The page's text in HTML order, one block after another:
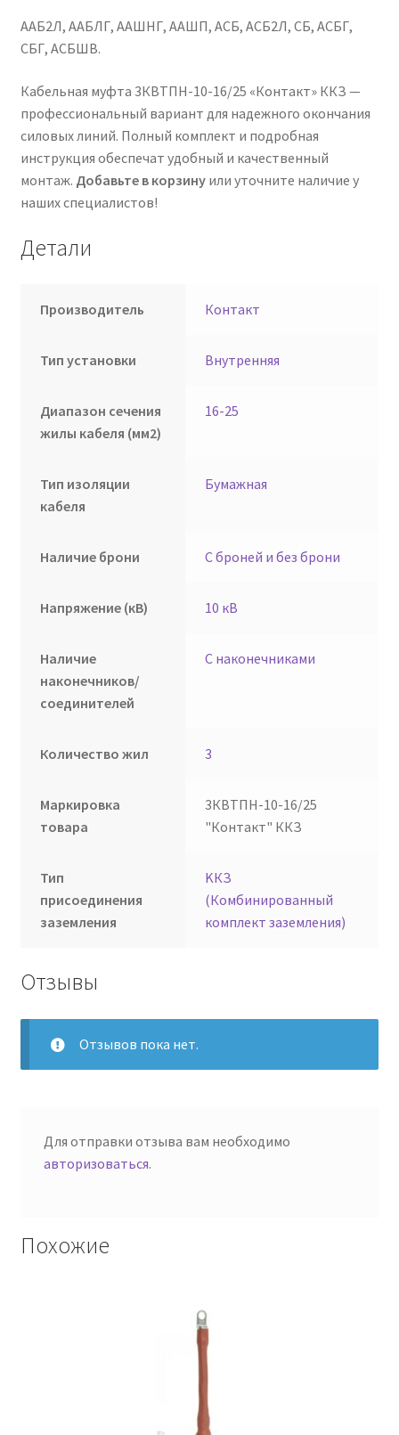
ААБ2Л, ААБЛГ, ААШНГ, ААШП, АСБ, АСБ2Л, СБ, АСБГ,
СБГ, АСБШВ.
Кабельная муфта 3КВТПН-10-16/25 «Контакт» ККЗ —
профессиональный вариант для надежного окончания
силовых линий. Полный комплект и подробная
инструкция обеспечат удобный и качественный
монтаж. Добавьте в корзинуили уточните наличие у
наших специалистов!
Детали
Производитель Контакт
Тип установки Внутренняя
Диапазон сечения
жилы кабеля (мм2)
16-25
Тип изоляции
кабеля
Бумажная
Наличие брони С броней и без брони
Напряжение (кВ) 10 кВ
Наличие
наконечников/
соединителей
С наконечниками
Количество жил 3
Маркировка
товара
3КВТПН-10-16/25
"Контакт" ККЗ
Тип
присоединения
заземления
KКЗ
(Комбинированный
комплект заземления)
Отзывы
Отзывов пока нет.
Для отправки отзыва вам необходимо
авторизоваться.
Похожие